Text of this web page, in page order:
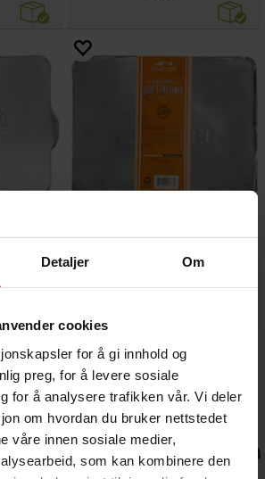
Detaljer Om
cookies
for å gi innhold og
preg, for å levere sosiale
for å analysere trafikken vår. Vi deler
om hvordan du bruker nettstedet
våre innen sosiale medier,
som kan kombinere den
Drip Tray Liner 5 pack PRO 575/22 Drip Tray Liner 5 pack Ranger
Fettoppsamler brett
119,-